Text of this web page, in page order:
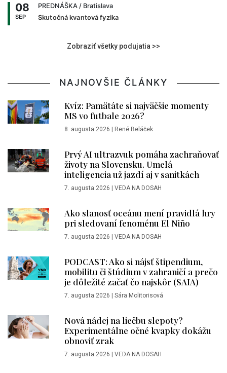
08
SEP
PREDNÁŠKA / Bratislava
Skutočná kvantová fyzika
Zobraziť všetky podujatia >>
NAJNOVŠIE ČLÁNKY
Kvíz: Pamätáte si najväčšie momenty
MS vo futbale 2026?
8. augusta 2026 René Beláček
Prvý AI ultrazvuk pomáha zachraňovať
životy na Slovensku. Umelá
inteligencia už jazdí aj v sanitkách
7. augusta 2026 VEDA NA DOSAH
Ako slanosť oceánu mení pravidlá hry
pri sledovaní fenoménu El Niño
7. augusta 2026 VEDA NA DOSAH
PODCAST: Ako si nájsť štipendium,
mobilitu či štúdium v zahraničí a prečo
je dôležité začať čo najskôr (SAIA)
7. augusta 2026 Sára Molitorisová
Nová nádej na liečbu slepoty?
Experimentálne očné kvapky dokážu
obnoviť zrak
7. augusta 2026 VEDA NA DOSAH